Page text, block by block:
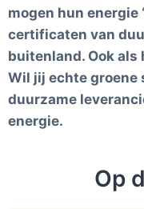
mogen hun energie
certificaten van
buitenland. Ook
Wil jij echte groene
duurzame
energie.
Op